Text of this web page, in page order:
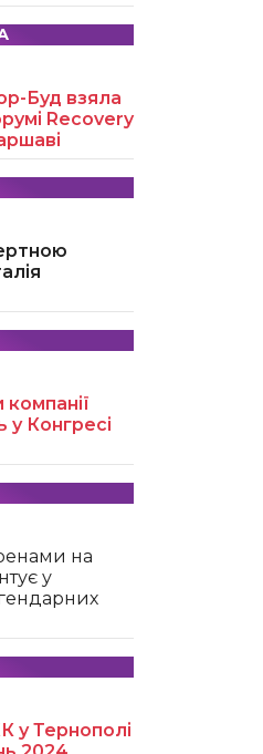
Буд взяла
Recovery
у Конгресі
на
у
у Тернополі